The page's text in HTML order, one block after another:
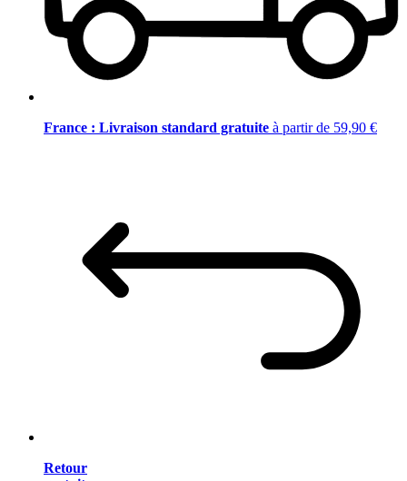
France : Livraison standard gratuite à partir de 59,90 €
Retour